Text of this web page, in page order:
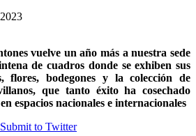
vuelve un año más a nuestra sede
de cuadros donde se exhiben sus
flores, bodegones y la colección de
que tanto éxito ha cosechado
espacios nacionales e internacionales